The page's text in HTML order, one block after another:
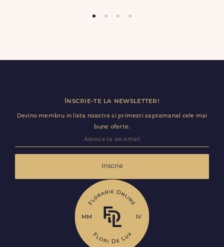
Inscrie-te la newsletter!
Devino membru in lista noastra si primesti saptamanal cele mai
bune oferte.
Inscrie